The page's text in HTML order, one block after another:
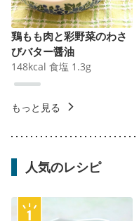
鶏もも肉と彩野菜のわさ
びバター醤油
148kcal 食塩 1.3g
もっと見る
人気のレシピ